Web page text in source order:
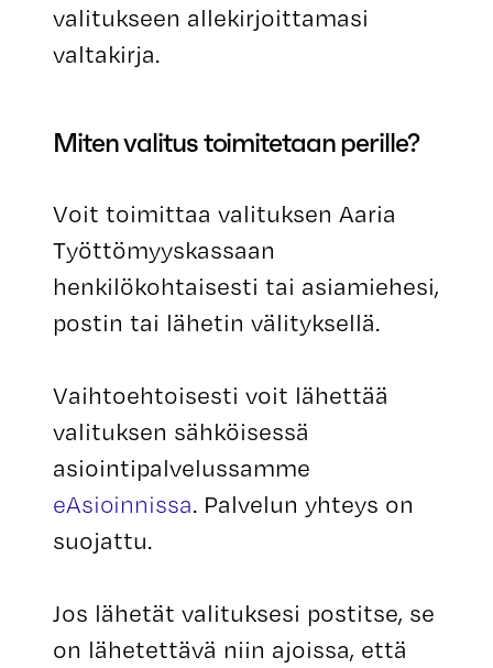
valitukseen allekirjoittamasi
valtakirja.
Miten valitus toimitetaan perille?
Voit toimittaa valituksen Aaria
Työttömyyskassaan
henkilökohtaisesti tai asiamiehesi,
postin tai lähetin välityksellä.
Vaihtoehtoisesti voit lähettää
valituksen sähköisessä
asiointipalvelussamme
eAsioinnissa. Palvelun yhteys on
suojattu.
Jos lähetät valituksesi postitse, se
on lähetettävä niin ajoissa, että